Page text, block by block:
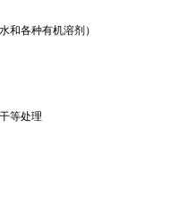
和各种有机溶剂）
等处理